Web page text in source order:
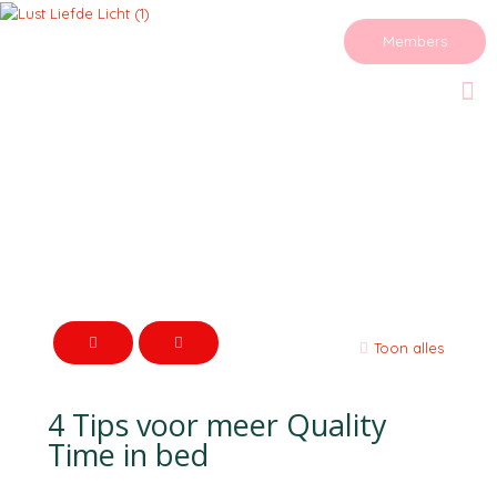
Members
Toon alles
4 Tips voor meer Quality
Time in bed